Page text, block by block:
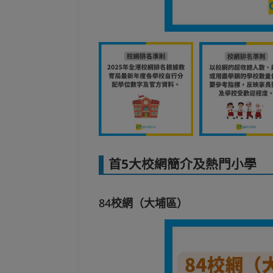
首5大校網簡介及熱門小學
84校網（大埔區）